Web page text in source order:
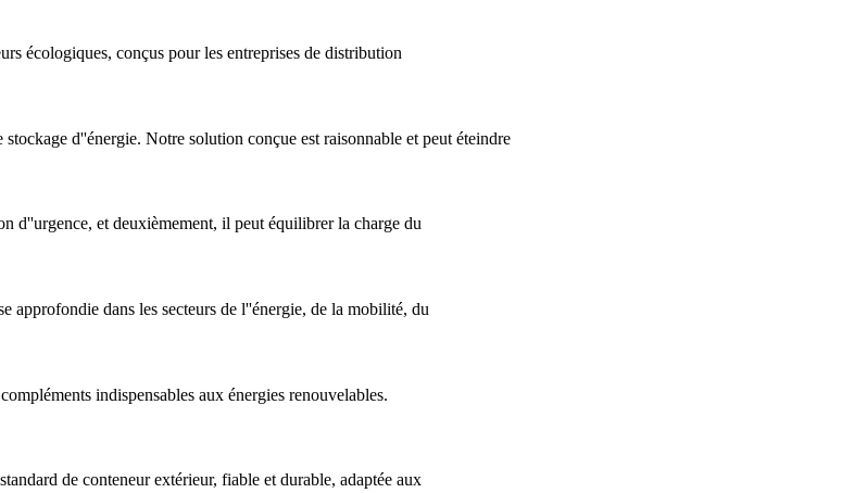
écologiques, conçus pour les entreprises de distribution
d''énergie. Notre solution conçue est raisonnable et peut éteindre
d''urgence, et deuxièmement, il peut équilibrer la charge du
approfondie dans les secteurs de l''énergie, de la mobilité, du
indispensables aux énergies renouvelables.
de conteneur extérieur, fiable et durable, adaptée aux